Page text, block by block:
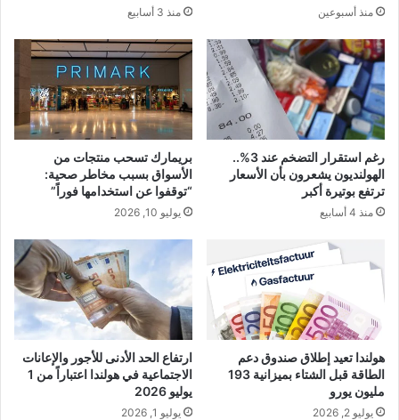
منذ أسبوعين منذ 3 أسابيع
رغم استقرار التضخم عند 3%..
الهولنديون يشعرون بأن الأسعار
ترتفع بوتيرة أكبر
منذ 4 أسابيع
بريمارك تسحب منتجات من
الأسواق بسبب مخاطر صحية:
“توقفوا عن استخدامها فوراً”
يوليو 10, 2026
هولندا تعيد إطلاق صندوق دعم
الطاقة قبل الشتاء بميزانية 193
مليون يورو
يوليو 2, 2026
ارتفاع الحد الأدنى للأجور والإعانات
الاجتماعية في هولندا اعتباراً من 1
يوليو 2026
يوليو 1, 2026